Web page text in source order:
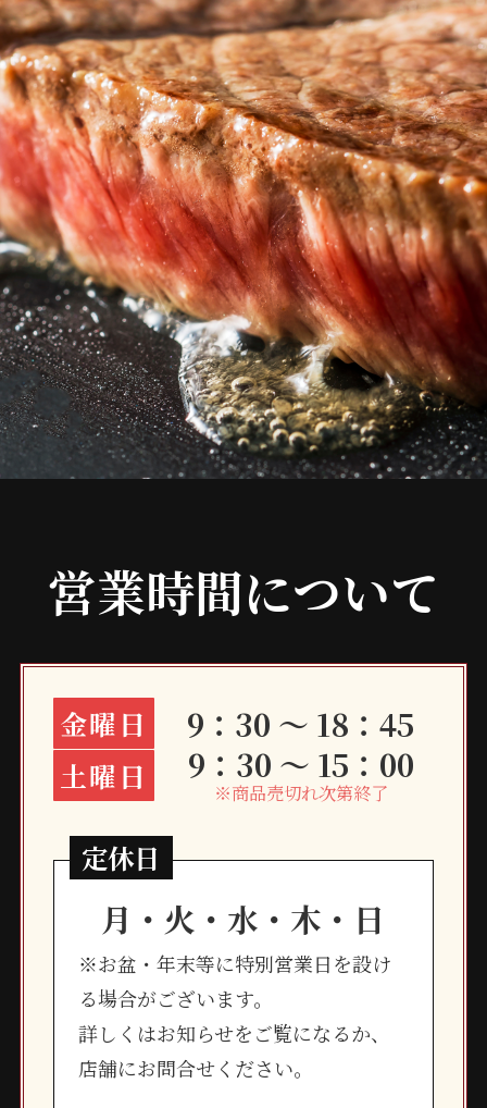
営業時間について
金曜日 9：30 ～ 18：45
土曜日 9：30 ～ 15：00
※商品売切れ次第終了
定休日
月・火・水・木・日
※お盆・年末等に特別営業日を設け
る場合がございます。
詳しくはお知らせをご覧になるか、
店舗にお問合せください。